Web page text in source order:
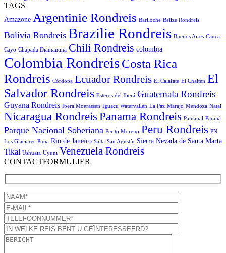
TAGS
Amazone Argentinie Rondreis Bariloche Belize Rondreis
Bolivia Rondreis Brazilie Rondreis Buenos Aires Cauca
Cayo Chapada Diamantina Chili Rondreis colombia
Colombia RondreisCosta Rica
Rondreis Córdoba Ecuador Rondreis El Calafate El Chaltén El
Salvador Rondreis Esteros del Iberá Guatemala Rondreis
Guyana Rondreis Iberá Moerassen Iguaçu Watervallen La Paz Marajo Mendoza Natal
Nicaragua Rondreis Panama Rondreis Pantanal Paraná
Parque Nacional Soberiana Perito Moreno Peru Rondreis PN
Los Glaciares Puna Rio de Janeiro Salta San Agustín Sierra Nevada de Santa Marta
Tikal Ushuaia Uyuni Venezuela Rondreis
CONTACTFORMULIER